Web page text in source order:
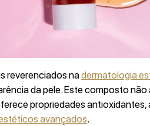
reverenciados nadermatologia
da pele. Este composto
propriedades
avançados.